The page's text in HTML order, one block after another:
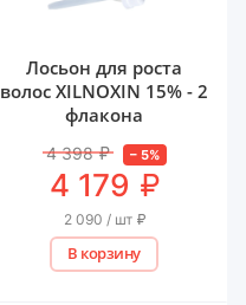
Лосьон для роста
волос XILNOXIN 15% - 2
флакона
4 398 ₽ – 5%
4 179 ₽
2 090 / шт ₽
В корзину